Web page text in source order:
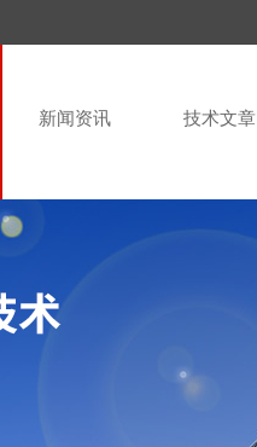
新闻资讯 技术文章